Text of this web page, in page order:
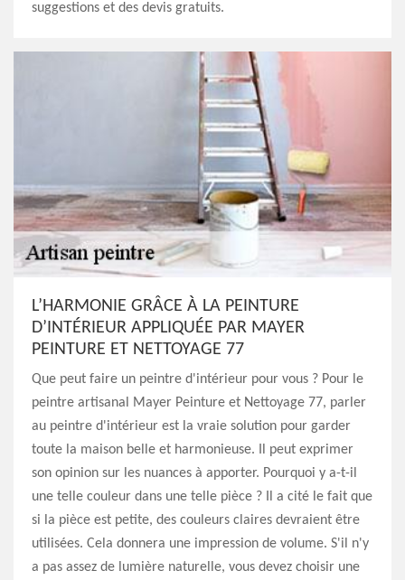
suggestions et des devis gratuits.
L’HARMONIE GRÂCE À LA PEINTURE
D’INTÉRIEUR APPLIQUÉE PAR MAYER
PEINTURE ET NETTOYAGE 77
Que peut faire un peintre d'intérieur pour vous ? Pour le
peintre artisanal Mayer Peinture et Nettoyage 77, parler
au peintre d'intérieur est la vraie solution pour garder
toute la maison belle et harmonieuse. Il peut exprimer
son opinion sur les nuances à apporter. Pourquoi y a-t-il
une telle couleur dans une telle pièce ? Il a cité le fait que
si la pièce est petite, des couleurs claires devraient être
utilisées. Cela donnera une impression de volume. S'il n'y
a pas assez de lumière naturelle, vous devez choisir une